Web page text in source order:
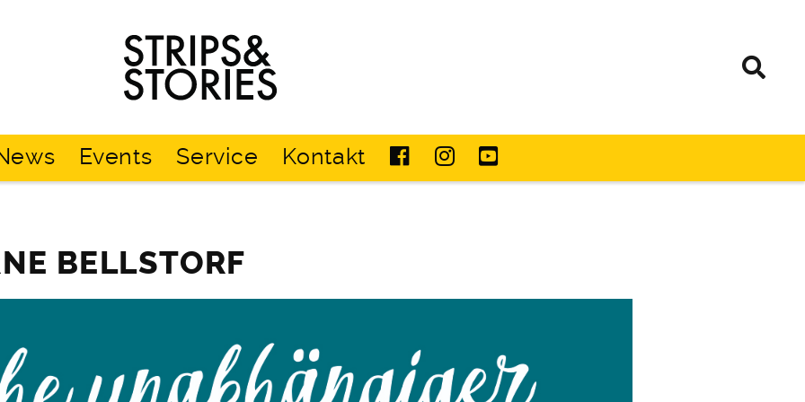
Strips
&
Stories
Events Service Kontakt
BELLSTORF